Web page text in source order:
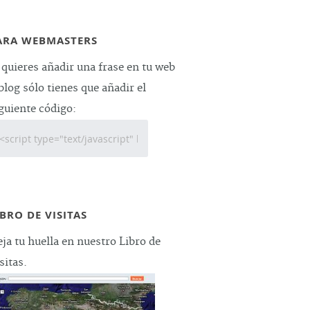
WEBMASTERS
añadir una frase en tu web
sólo tienes que añadir el
código:
DE VISITAS
tu huella en nuestro Libro de